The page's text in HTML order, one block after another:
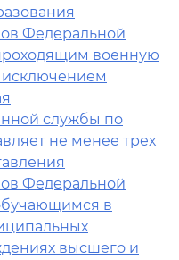
Федеральной
военную
исключением
службы по
не менее трех
Федеральной
в
высшего и